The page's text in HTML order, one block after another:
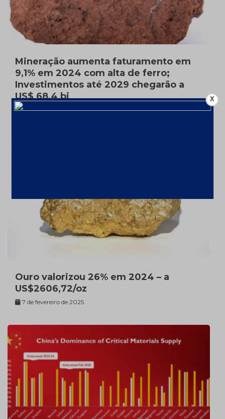
Mineração aumenta faturamento em
9,1% em 2024 com alta de ferro;
Investimentos até 2029 chegarão a
US$ 68,4 bi
10 de fevereiro de 2025
Ouro valorizou 26% em 2024 – a
US$2606,72/oz
7 de fevereiro de 2025
X